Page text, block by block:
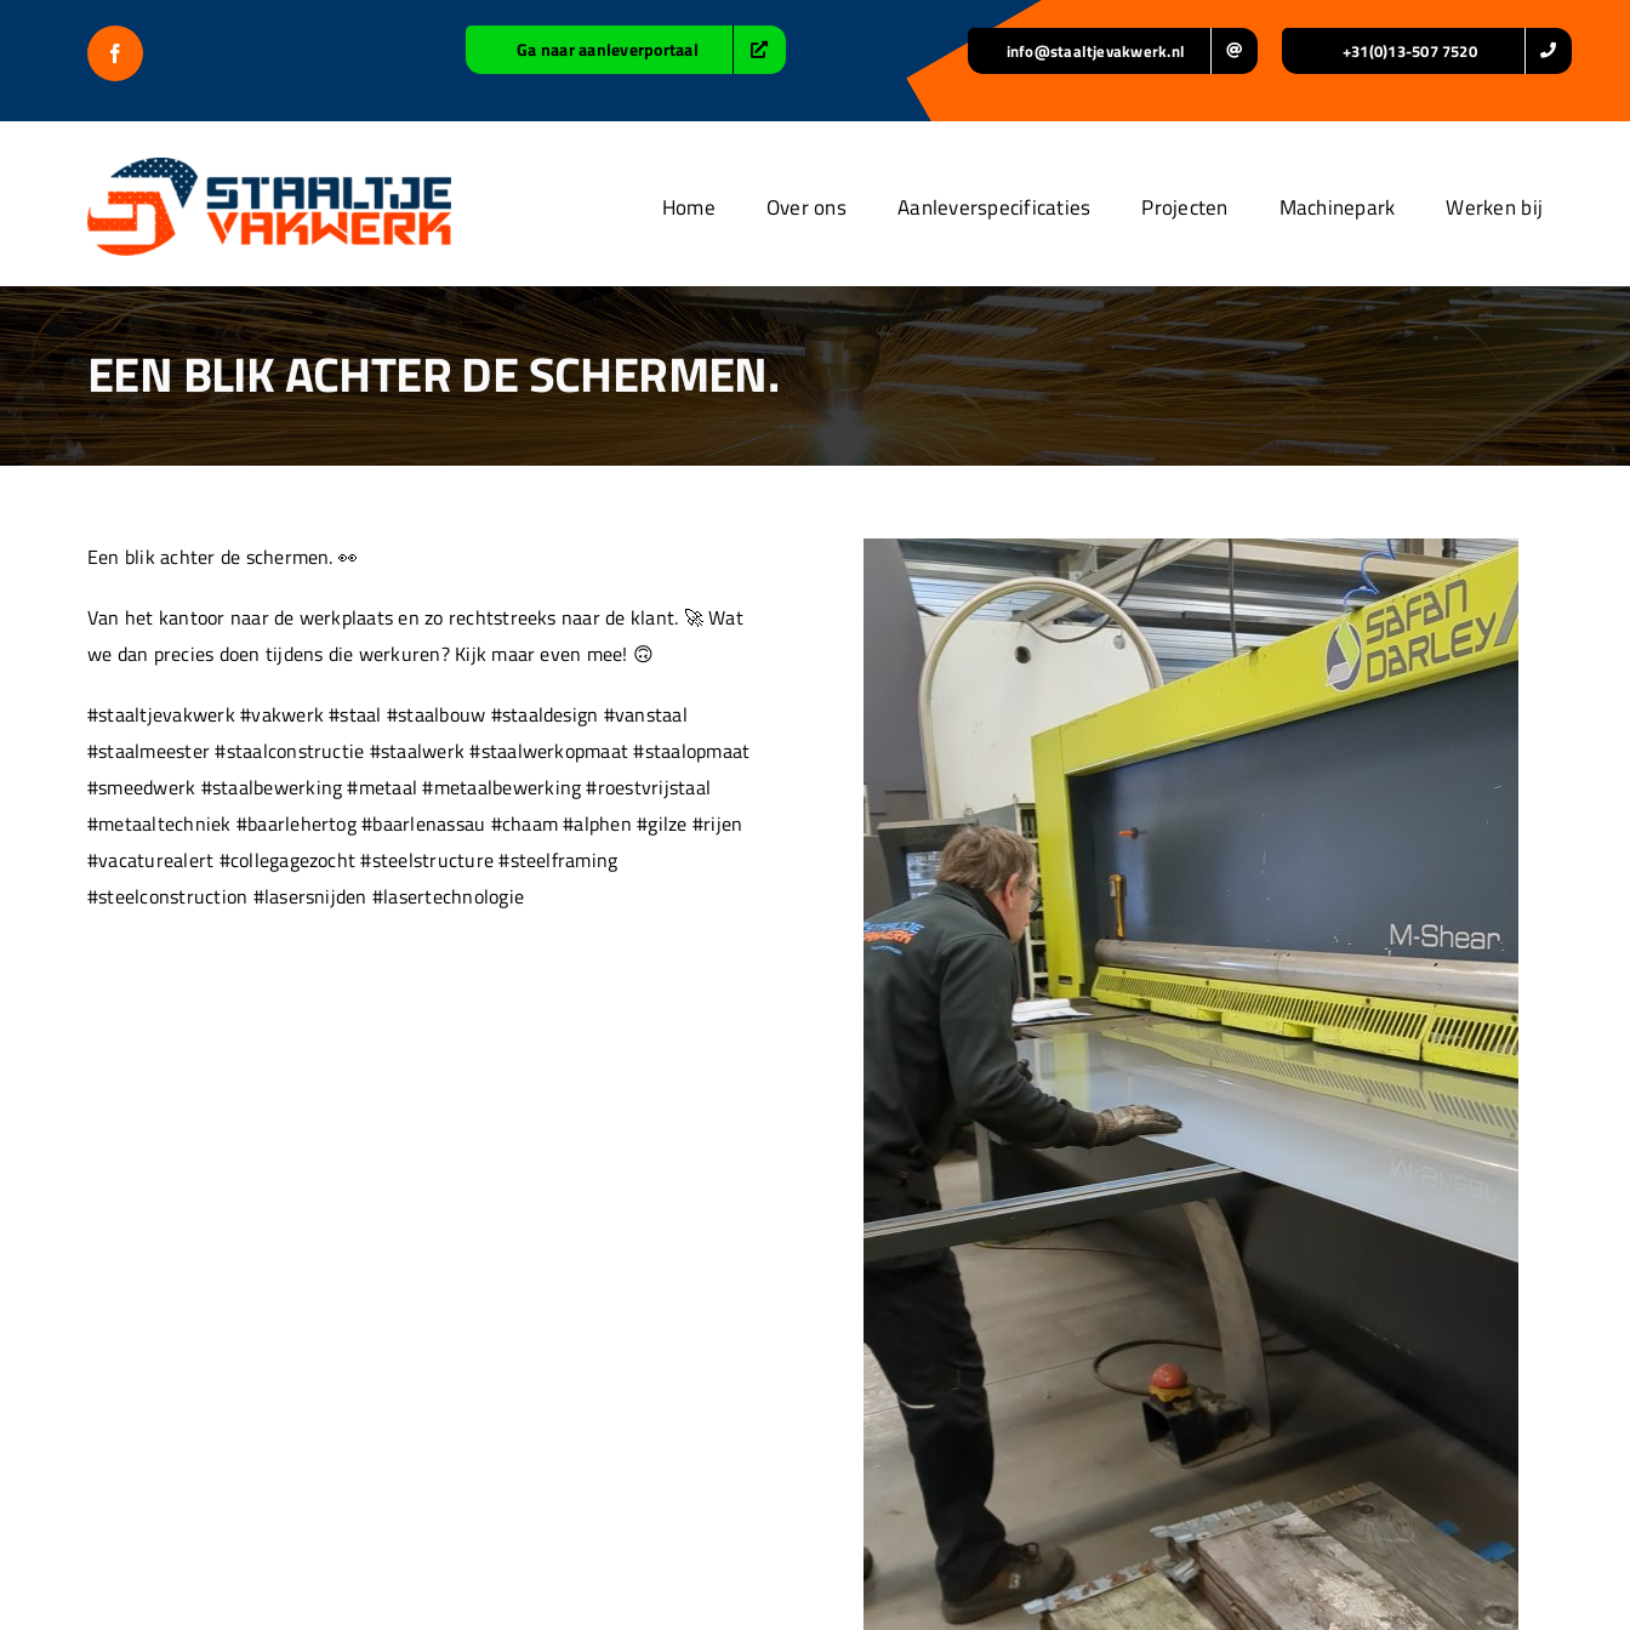
Ga naar aanleverportaal info@staaltjevakwerk.nl +31(0)13-507 7520
Home Over ons Aanleverspecificaties Projecten Machinepark Werken bij
EEN BLIK ACHTER DE SCHERMEN.
Een blik achter de schermen. 👀
Van het kantoor naar de werkplaats en zo rechtstreeks naar de klant. 🚀 Wat
we dan precies doen tijdens die werkuren? Kijk maar even mee! 🙃
#staaltjevakwerk #vakwerk #staal #staalbouw #staaldesign #vanstaal
#staalmeester #staalconstructie #staalwerk #staalwerkopmaat #staalopmaat
#smeedwerk #staalbewerking #metaal #metaalbewerking #roestvrijstaal
#metaaltechniek #baarlehertog #baarlenassau #chaam #alphen #gilze #rijen
#vacaturealert #collegagezocht #steelstructure #steelframing
#steelconstruction #lasersnijden #lasertechnologie